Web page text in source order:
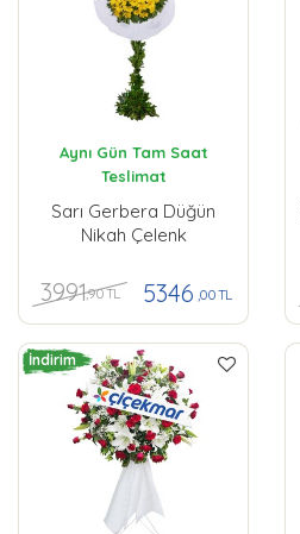
Aynı Gün Tam Saat
Teslimat
Sarı Gerbera Düğün
Nikah Çelenk
3991,90 TL 5346 ,00 TL
İndirim